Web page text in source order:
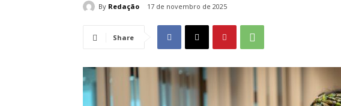
By Redação 17 de novembro de 2025
Share